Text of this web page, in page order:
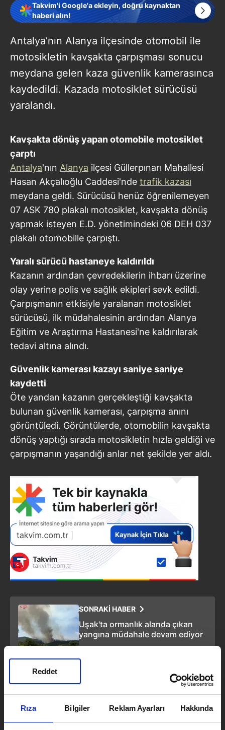
Rıza Bilgiler Reklam Ayarları Hakkında
Reddet
Takvim'i Google'a ekleyin, doğru kaynaktan
haberi alın!
Antalya’nın Alanya ilçesinde otomobil ile
motosikletin kavşakta çarpışması sonucu
meydana gelen kaza güvenlik kamerasınca
kaydedildi. Kazada motosiklet sürücüsü
yaralandı.
Kavşakta dönüş yapan otomobile motosiklet
çarptı
Antalya'nın Alanya ilçesi Güllerpınarı Mahallesi
Hasan Akçalıoğlu Caddesi'nde trafik kazası
meydana geldi. Sürücüsü henüz öğrenilemeyen
07 ASK 780 plakalı motosiklet, kavşakta dönüş
yapmak isteyen E.D. yönetimindeki 06 DEH 037
plakalı otomobille çarpıştı.
Yaralı sürücü hastaneye kaldırıldı
Kazanın ardından çevredekilerin ihbarı üzerine
olay yerine polis ve sağlık ekipleri sevk edildi.
Çarpışmanın etkisiyle yaralanan motosiklet
sürücüsü, ilk müdahalesinin ardından Alanya
Eğitim ve Araştırma Hastanesi'ne kaldırılarak
tedavi altına alındı.
Güvenlik kamerası kazayı saniye saniye
kaydetti
Öte yandan kazanın gerçekleştiği kavşakta
bulunan güvenlik kamerası, çarpışma anını
görüntüledi. Görüntülerde, otomobilin kavşakta
dönüş yaptığı sırada motosikletin hızla geldiği ve
çarpışmanın yaşandığı anlar net şekilde yer aldı.
SONRAKİ HABER
Uşak'ta ormanlık alanda çıkan
yangına müdahale devam ediyor
Kocaeli'de bariyerlere çarpan
otomobilde can pazarı! 2 ölü 3